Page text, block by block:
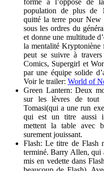
population de plus de
quitté la terre pour
sous les ordres du
et donne une multitude
la mentalité Kryptoniène
peut se suivre à
Comics, Supergirl et
par une équipe solide
Voir le trailer: World of
Green Lantern: Deux
sur les lèvres de tout
Tomasi(qui a une run
qui est un titre aussi
mettent la table avec
surement jouissant.
Flash: Le titre de Flash
terminé. Barry Allen, qui
mis en vedette dans